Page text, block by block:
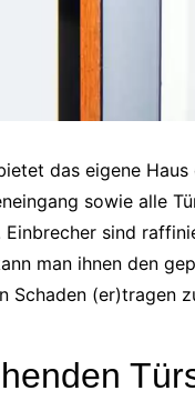
das eigene
sowie alle
sind
man ihnen den
Schaden (er)tragen